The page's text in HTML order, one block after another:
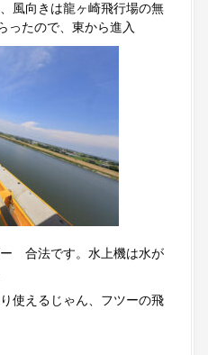
風向きは龍ヶ崎飛行場の無
ったので、東から進入
合法です。水上機は水が
使えるじゃん、フツーの飛